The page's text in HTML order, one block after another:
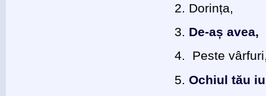
2. Dorința,
3. De-aș avea,
4. Peste
5.Ochiul tău